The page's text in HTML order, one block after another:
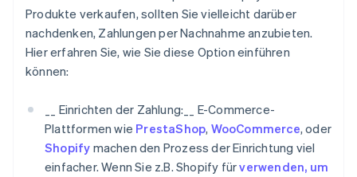
Produkte verkaufen, sollten Sie vielleicht darüber
nachdenken, Zahlungen per Nachnahme anzubieten.
Hier erfahren Sie, wie Sie diese Option einführen
können:
__ Einrichten der Zahlung:__ E-Commerce-
Plattformen wie PrestaShop, WooCommerce, oder
Shopify machen den Prozess der Einrichtung viel
einfacher. Wenn Sie z.B. Shopify fürverwenden, um